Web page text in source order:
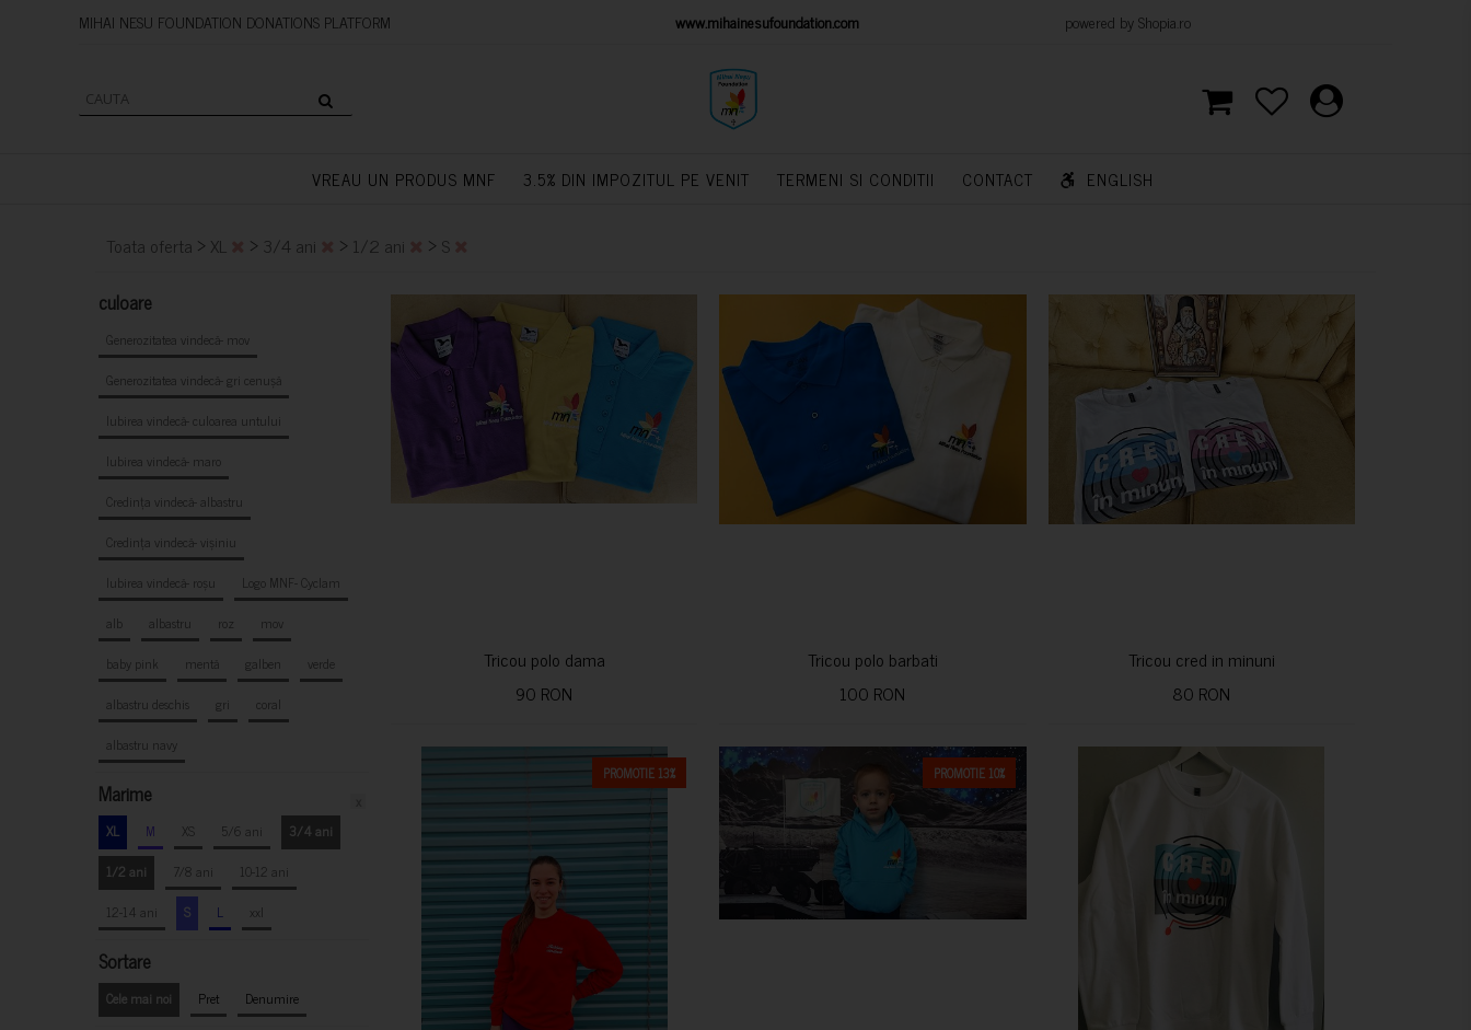
MIHAI NESU FOUNDATION DONATIONS PLATFORM www.mihainesufoundation.com powered by Shopia.ro
VREAU UN PRODUS MNF 3.5% DIN IMPOZITUL PE VENIT TERMENI SI CONDITII CONTACT ENGLISH
Toata oferta > XL > 3/4 ani > 1/2 ani > S
culoare
Generozitatea vindecă- mov
Generozitatea vindecă- gri cenușă
Iubirea vindecă- culoarea untului
Iubirea vindecă- maro
Credința vindecă- albastru
Credința vindecă- vișiniu
Iubirea vindecă- roșu
Logo MNF- Cyclam
alb
albastru roz
mov
baby pink
mentă galben
verde
albastru deschis
gri
coral
albastru navy
Marime
XL M XS 5/6 ani
3/4 ani
1/2 ani
7/8 ani
10-12 ani
12-14 ani
S L xxl
Sortare
Cele mai noi Pret Denumire
Tricou polo dama
90 RON
CUMPARA
Tricou polo barbati
100 RON
Tricou cred in minuni
80 RON
CUMPARA
PROMOTIE 13%
CUMPARA
PROMOTIE 10%